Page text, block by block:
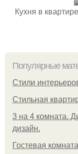
Кухня в
Популярные
Стили
Стильная
3 на 4 комната.
дизайн.
Гостевая